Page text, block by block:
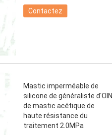
Contactez
Mastic imperméable de
silicone de généraliste d'OIN
de mastic acétique de
haute résistance du
traitement 2.0MPa